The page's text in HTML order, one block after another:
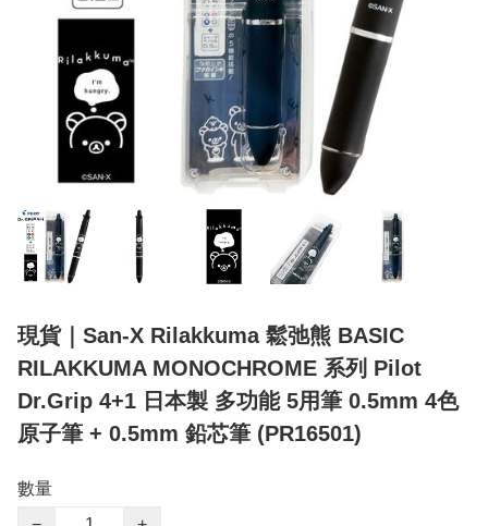
現貨｜San-X Rilakkuma 鬆弛熊 BASIC
RILAKKUMA MONOCHROME 系列 Pilot
Dr.Grip 4+1 日本製 多功能 5用筆 0.5mm 4色
原子筆 + 0.5mm 鉛芯筆 (PR16501)
數量